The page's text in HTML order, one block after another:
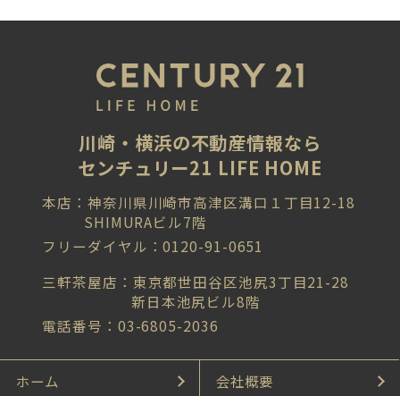
川崎・横浜の不動産情報なら
センチュリー21 LIFE HOME
本店：神奈川県川崎市高津区溝口１丁目12-18
SHIMURAビル7階
フリーダイヤル：0120-91-0651
三軒茶屋店：東京都世田谷区池尻3丁目21-28
新日本池尻ビル8階
電話番号：03-6805-2036
ホーム 会社概要